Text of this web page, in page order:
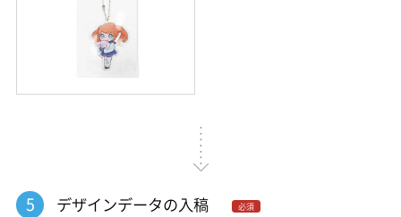
5 デザインデータの入稿 必須